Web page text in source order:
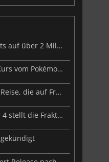
Resident Evil Veronica steht bereits auf über 2 Millionen Wunschlisten
Beast of Reincarnation: Frischer Kurs vom Pokémon-Studio
Big Walk ist jetzt erhältlich – eine Reise, die auf Freundschaft basiert
Warhammer 40.000: Dawn of War 4 stellt die Fraktion der Necrons vor